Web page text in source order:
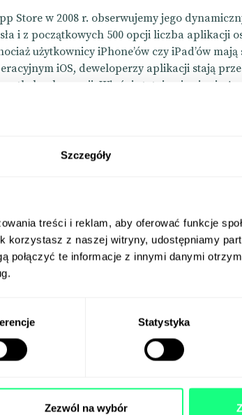
Szczegóły
treści i reklam, aby oferować funkcje
korzystasz z naszej witryny, udostępniamy
połączyć te informacje z innymi danymi
Statystyka
Zezwól na wybór
Store w 2008 r. obserwujemy jego
i z początkowych 500 opcji liczba aplikacji
użytkownicy iPhone’ów czy iPad’ów
iOS, deweloperzy aplikacji stają
na tle konkurencji. Właśnie tutaj pojawia się
Zapisz się na
GreenLetter